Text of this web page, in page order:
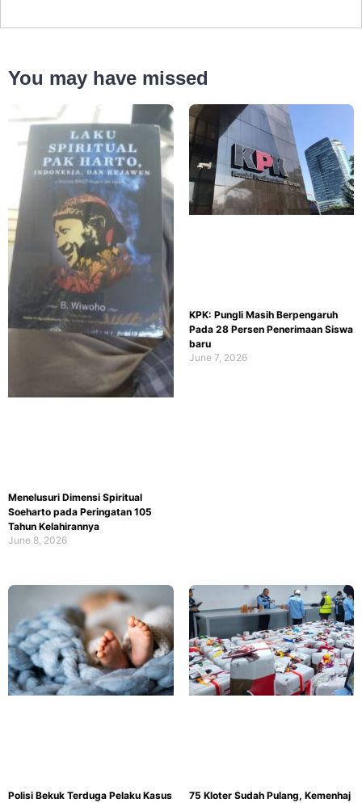
You may have missed
Menelusuri Dimensi Spiritual
Soeharto pada Peringatan 105
Tahun Kelahirannya
June 8, 2026
KPK: Pungli Masih Berpengaruh
Pada 28 Persen Penerimaan Siswa
baru
June 7, 2026
Polisi Bekuk Terduga Pelaku Kasus
75 Kloter Sudah Pulang, Kemenhaj